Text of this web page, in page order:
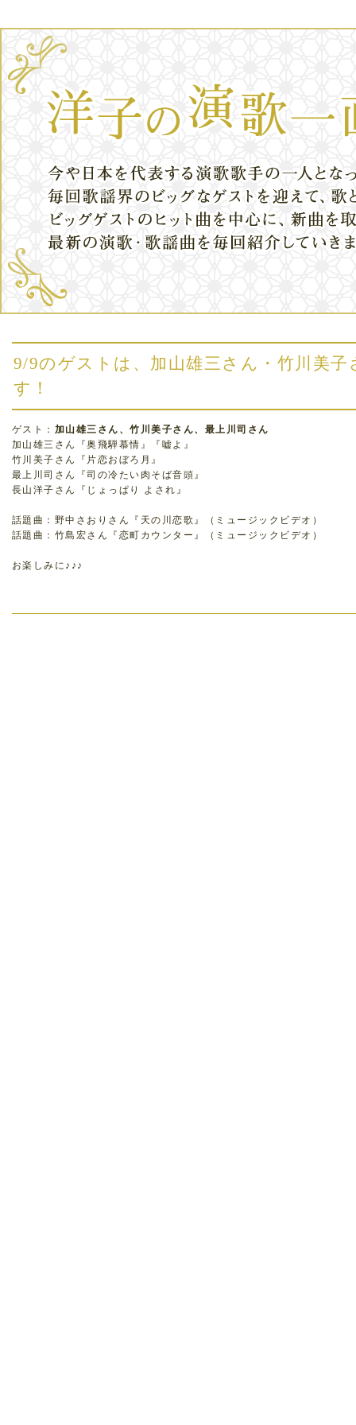
9/9のゲストは、加山雄三さん・竹川美
す！
ゲスト： 加山雄三さん、竹川美子さん、最上川司さん
加山雄三さん『奥飛騨慕情』『嘘よ』
竹川美子さん『片恋おぼろ月』
最上川司さん『司の冷たい肉そば音頭』
長山洋子さん『じょっぱり よされ』
話題曲：野中さおりさん『天の川恋歌』（ミュージックビデオ）
話題曲：竹島宏さん『恋町カウンター』（ミュージックビデオ）
お楽しみに♪♪♪